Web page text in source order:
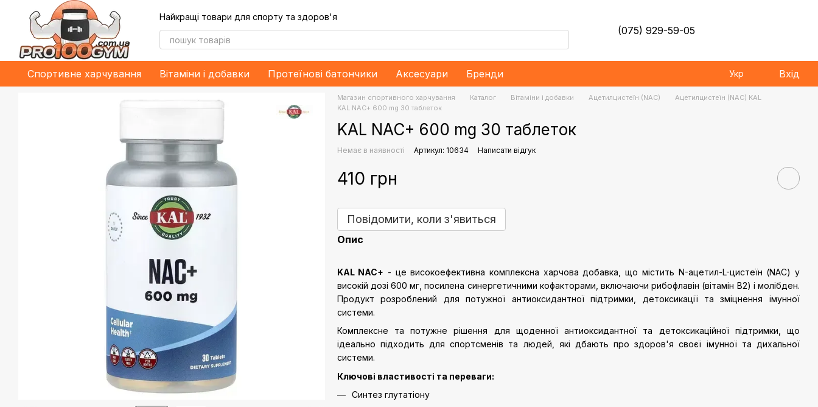
Перейти до основного контенту
Найкращі товари для спорту та здоров'я
(075) 929-59-05
Спортивне харчування Bітаміни і добавки Протеїнові батончики Аксесуари Бренди Укр Вхід
Магазин спортивного харчування Каталог Bітаміни і добавки Ацетилцистеїн (NAC)
Ацетилцистеїн (NAC) KAL
KAL NAC+ 600 mg 30 таблеток
KAL NAC+ 600 mg 30 таблеток
Немає в наявності Артикул: 10634 Написати відгук
410 грн
Повідомити, коли з'явиться
Опис
KAL NAC+ - це високоефективна комплексна харчова добавка, що містить N-ацетил-L-цистеїн (NAC) у
високій дозі 600 мг, посилена синергетичними кофакторами, включаючи рибофлавін (вітамін B2) і молібден.
Продукт розроблений для потужної антиоксидантної підтримки, детоксикації та зміцнення імунної
системи.
Комплексне та потужне рішення для щоденної антиоксидантної та детоксикаційної підтримки, що
ідеально підходить для спортсменів та людей, які дбають про здоров'я своєї імунної та дихальної
системи.
Ключові властивості та переваги:
Синтез глутатіону